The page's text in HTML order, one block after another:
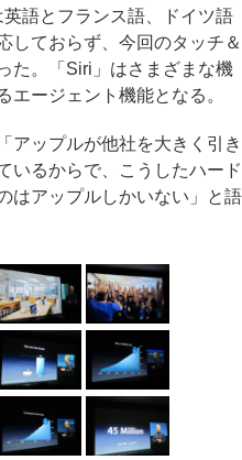
語とフランス語、ドイツ語
しておらず、今回のタッチ＆
た。「Siri」はさまざまな機
ージェント機能となる。
ップルが他社を大きく引き
いるからで、こうしたハード
はアップルしかいない」と語